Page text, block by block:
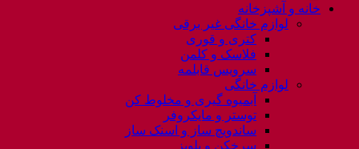
خانه و آشپزخانه
لوازم خانگی غیر برقی
کتری و قوری
فلاسک و کلمن
سرویس قابلمه
لوازم خانگی
آبمیوه گیری و مخلوط کن
توستر و مایکروفر
ساندویچ ساز و اسنک ساز
سرخکن و پلوپز